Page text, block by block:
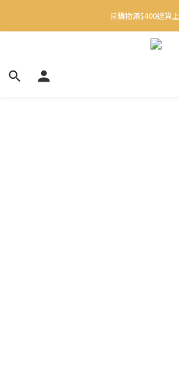
✨下載Three Little Meow
🛒購物滿$400送貨
✨下載Three Little Meow